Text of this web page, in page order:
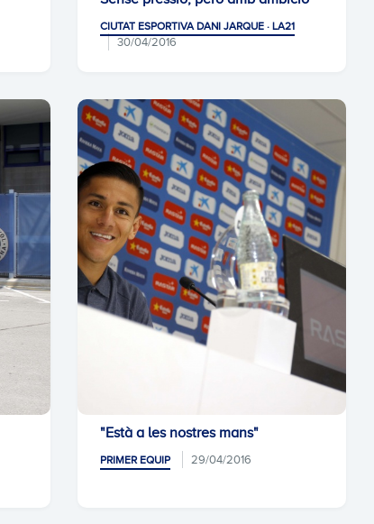
CIUTAT ESPORTIVA DANI JARQUE · LA21
30/04/2016
"Està a les nostres mans"
PRIMER EQUIP 29/04/2016